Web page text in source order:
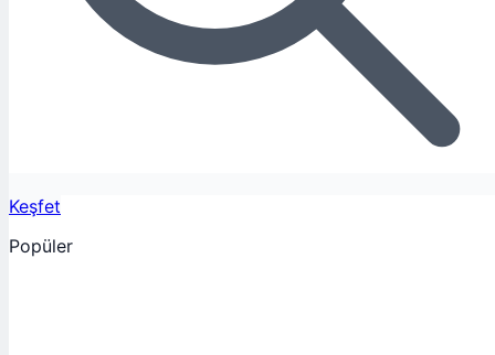
Keşfet
Popüler